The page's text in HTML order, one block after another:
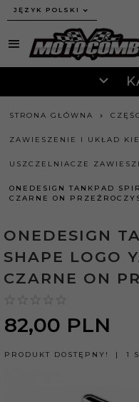
JĘZYK POLSKI
STRONA GŁÓWNA
ZAWIESZENIE I UKŁAD
USZCZELNIACZE
ONEDESIGN TANKPAD
CZARNE ON
ONEDESIGN
SHAPE LOGO
CZARNE ON
82,00 PLN
PRODUKT DOSTĘPNY! 1